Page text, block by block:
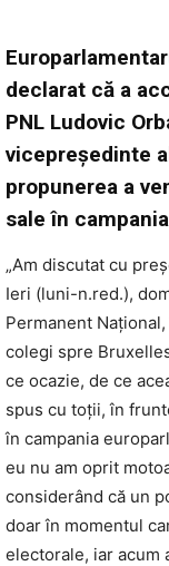
declarat că a
PNL Ludovic
vicepreşedinte
propunerea a
sale în
„Am discutat cu
Ieri (luni-n.red.),
Permanent
colegi spre
ce ocazie, de ce
spus cu toţii, în
în campania
eu nu am oprit
considerând că un
doar în momentul
electorale, iar acum